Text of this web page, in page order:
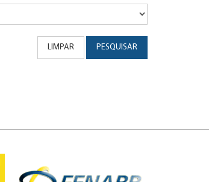
LIMPAR PESQUISAR